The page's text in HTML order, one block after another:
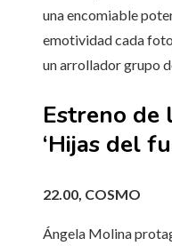
una encomiable
emotividad cada
un arrollador grupo
Estreno de
‘Hijas del
22.00, COSMO
Ángela Molina